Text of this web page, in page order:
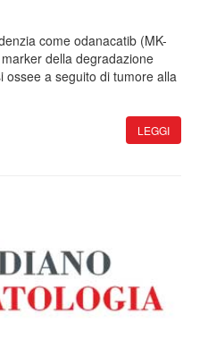
come odanacatib (MK-
della degradazione
ossee a seguito di tumore alla
LEGGI